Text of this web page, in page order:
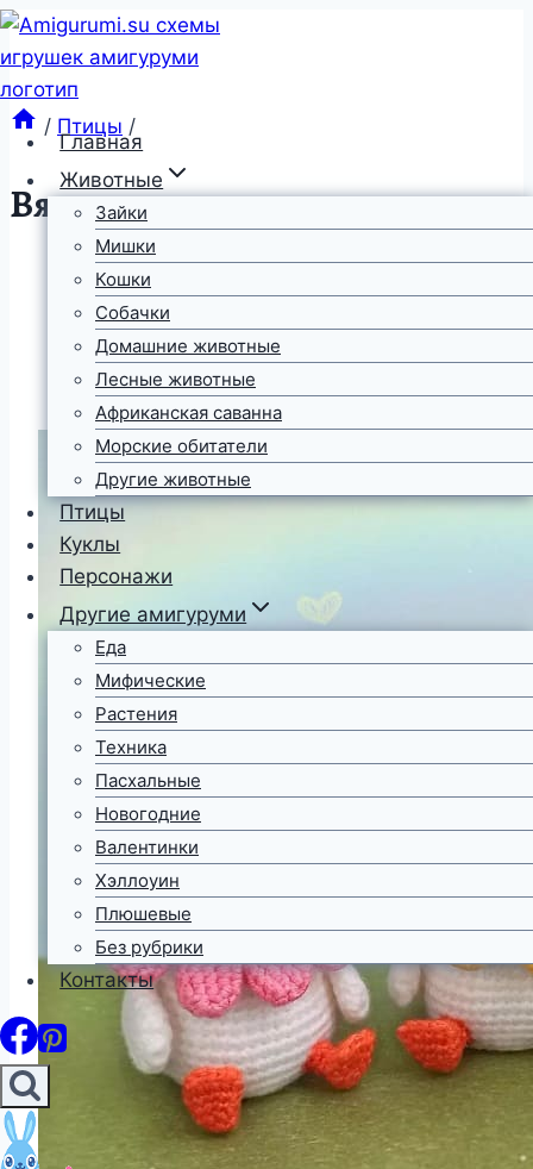
Перейти
к
содержимому
Главная
Животные
Зайки
Мишки
Кошки
Собачки
Домашние животные
Лесные животные
Африканская саванна
Морские обитатели
Другие животные
Птицы
Куклы
Персонажи
Другие амигуруми
Еда
Мифические
Растения
Техника
Пасхальные
Новогодние
Валентинки
Хэллоуин
Плюшевые
Без рубрики
Контакты
/ Птицы /
Вязаная уточка-цветочек